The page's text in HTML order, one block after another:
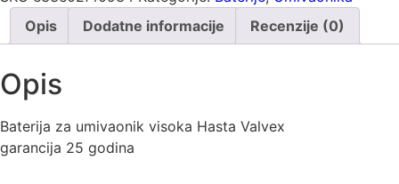
količina
Opis
Dodatne informacije Recenzije (0)
Opis
Baterija za umivaonik visoka Hasta Valvex
garancija 25 godina